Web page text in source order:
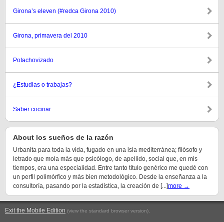
Girona’s eleven (#redca Girona 2010)
Girona, primavera del 2010
Potachovizado
¿Estudias o trabajas?
Saber cocinar
About los sueños de la razón
Urbanita para toda la vida, fugado en una isla mediterránea; filósofo y
letrado que mola más que psicólogo, de apellido, social que, en mis
tiempos, era una especialidad. Entre tanto título genérico me quedé con
un perfil polimórfico y más bien metodológico. Desde la enseñanza a la
consultoría, pasando por la estadística, la creación de [...]more →
Exit the Mobile Edition (view the standard browser version).